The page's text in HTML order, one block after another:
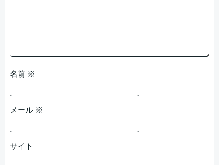
名前 ※
メール ※
サイト